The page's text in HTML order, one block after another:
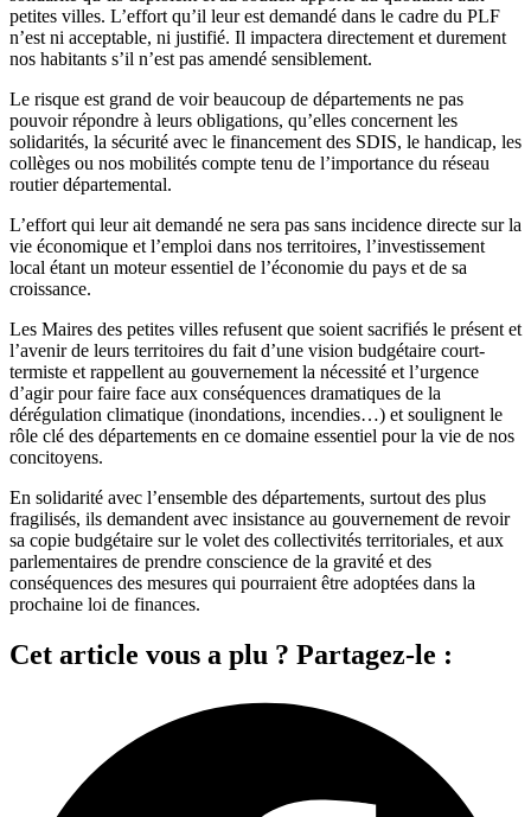
petites villes. L’effort qu’il leur est demandé dans le cadre du PLF
n’est ni acceptable, ni justifié. Il impactera directement et durement
nos habitants s’il n’est pas amendé sensiblement.
Le risque est grand de voir beaucoup de départements ne pas
pouvoir répondre à leurs obligations, qu’elles concernent les
solidarités, la sécurité avec le financement des SDIS, le handicap, les
collèges ou nos mobilités compte tenu de l’importance du réseau
routier départemental.
L’effort qui leur ait demandé ne sera pas sans incidence directe sur la
vie économique et l’emploi dans nos territoires, l’investissement
local étant un moteur essentiel de l’économie du pays et de sa
croissance.
Les Maires des petites villes refusent que soient sacrifiés le présent et
l’avenir de leurs territoires du fait d’une vision budgétaire court-
termiste et rappellent au gouvernement la nécessité et l’urgence
d’agir pour faire face aux conséquences dramatiques de la
dérégulation climatique (inondations, incendies…) et soulignent le
rôle clé des départements en ce domaine essentiel pour la vie de nos
concitoyens.
En solidarité avec l’ensemble des départements, surtout des plus
fragilisés, ils demandent avec insistance au gouvernement de revoir
sa copie budgétaire sur le volet des collectivités territoriales, et aux
parlementaires de prendre conscience de la gravité et des
conséquences des mesures qui pourraient être adoptées dans la
prochaine loi de finances.
Cet article vous a plu ? Partagez-le :